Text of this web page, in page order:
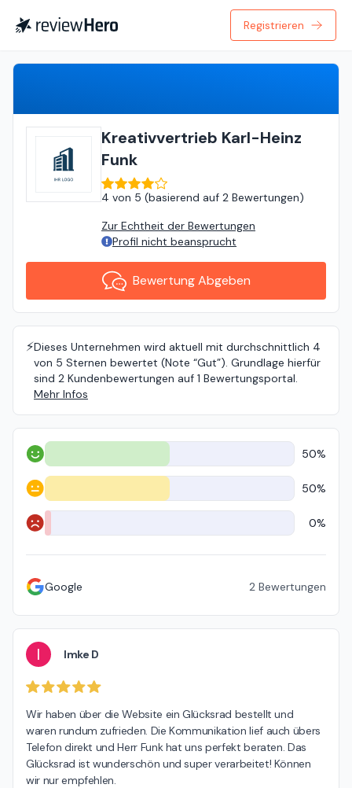
Registrieren
Kreativvertrieb Karl-Heinz
Funk
4 von 5 (basierend auf 2 Bewertungen)
Zur Echtheit der Bewertungen
Profil nicht beansprucht
Bewertung Abgeben
⚡️Dieses Unternehmen wird aktuell mit durchschnittlich 4
von 5 Sternen bewertet (Note “Gut”). Grundlage hierfür
sind 2 Kundenbewertungen auf 1 Bewertungsportal.
Mehr Infos
Positiv 50%
Neutral 50%
Negativ 0%
Google 2 Bewertungen
I Imke D
Wir haben über die Website ein Glücksrad bestellt und
waren rundum zufrieden. Die Kommunikation lief auch übers
Telefon direkt und Herr Funk hat uns perfekt beraten. Das
Glücksrad ist wunderschön und super verarbeitet! Können
wir nur empfehlen.